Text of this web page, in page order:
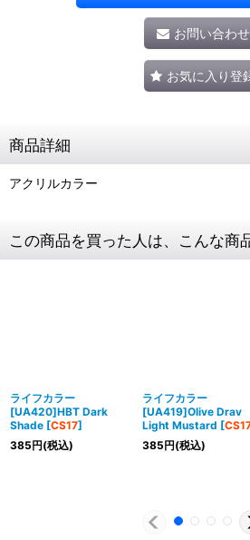
お問い合わせ
お気に入り登
商品詳細
アクリルカラー
この商品を買った人は、こんな商
ライフカラー
[UA420]HBT Dark
Shade [CS17]
385円(税込)
ライフカラー
[UA419]Olive Drav
Light Mustard [
385円(税込)